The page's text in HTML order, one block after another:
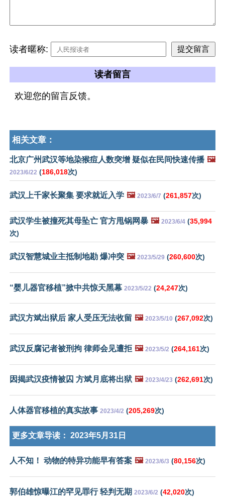
读者暱称:
读者留言
欢迎您的留言反馈。
相关文章：
北京广州武汉等地染猴痘人数突增 疑似在民间快速传播 🖼️
2023/6/22 (186,018次)
武汉上千家长聚集 要求就近入学 🖼️ 2023/6/7 (261,857次)
武汉学生被撞死其母坠亡 官方甩锅网暴 🖼️ 2023/6/4 (35,994
次)
武汉智慧城业主抵制地勘 爆冲突 🖼️ 2023/5/29 (260,600次)
“婴儿器官移植”掀中共惊天黑幕 2023/5/22 (24,247次)
武汉方斌出狱后 家人受压无法收留 🖼️ 2023/5/10 (267,092次)
武汉反腐记者被刑拘 律师会见遭拒 🖼️ 2023/5/2 (264,161次)
因揭武汉疫情被囚 方斌月底将出狱 🖼️ 2023/4/23 (262,691次)
人体器官移植的真实故事 2023/4/2 (205,269次)
更多文章导读： 2023年5月31日
人不知！ 动物的特异功能早有答案 🖼️ 2023/6/3 (80,156次)
郭伯雄惊曝江的罕见罪行 轻判无期 2023/6/2 (42,020次)